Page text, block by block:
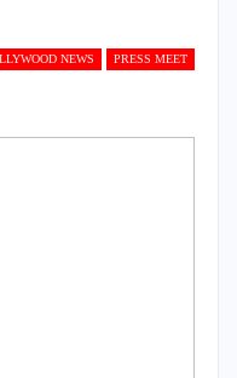
NEWS PRESS MEET